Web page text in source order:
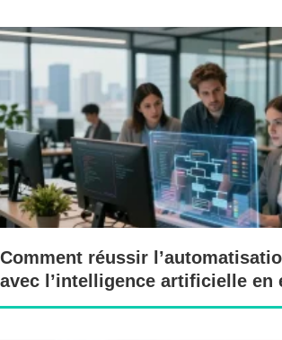
Comment réussir
avec l’intelligence artificielle en